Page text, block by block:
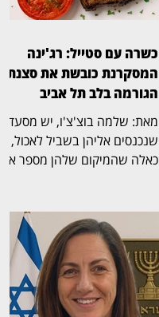
כשרה עם סטייל: רג'ינה
המסקרנת כובשת את סצנת
הגורמה בלב תל אביב
מאת: שלמה בוצ'צ'ו, יש מסעדות
שנכנסים אליהן בשביל לאכול, ויש
כאלה שהמיקום שלהן מספר את
כשרה וגינת אירועים במבנה 10
במתחם התחנה שבנווה צדק,
משלבת מבנה היסטורי, גינה
רחבת ידיים, קרבה לים ומטבח
בשרי הנשען על חומרי גלם, אש
וטכניקת צלייה מדויקת. ריקי,